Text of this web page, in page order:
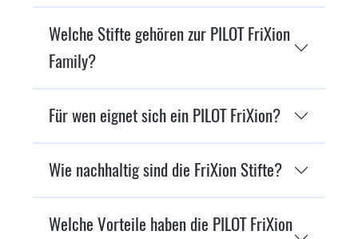
Welche Stifte gehören zur PILOT FriXion
Family?
Für wen eignet sich ein PILOT FriXion?
Wie nachhaltig sind die FriXion Stifte?
Welche Vorteile haben die PILOT FriXion